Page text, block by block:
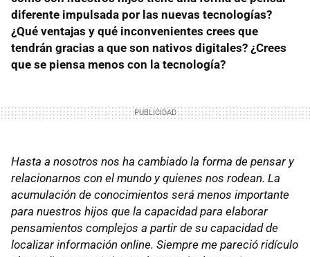
diferente impulsada por las nuevas tecnologías?
¿Qué ventajas y qué inconvenientes crees que
tendrán gracias a que son nativos digitales? ¿Crees
que se piensa menos con la tecnología?
Hasta a nosotros nos ha cambiado la forma de pensar y
relacionarnos con el mundo y quienes nos rodean. La
acumulación de conocimientos será menos importante
para nuestros hijos que la capacidad para elaborar
pensamientos complejos a partir de su capacidad de
localizar información online. Siempre me pareció ridículo